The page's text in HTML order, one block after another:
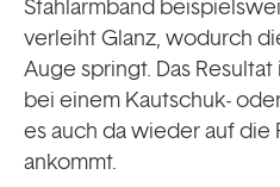
Stahlarmband
verleiht Glanz, wodurch
Auge springt. Das
bei einem Kautschuk-
es auch da wieder auf die
ankommt.